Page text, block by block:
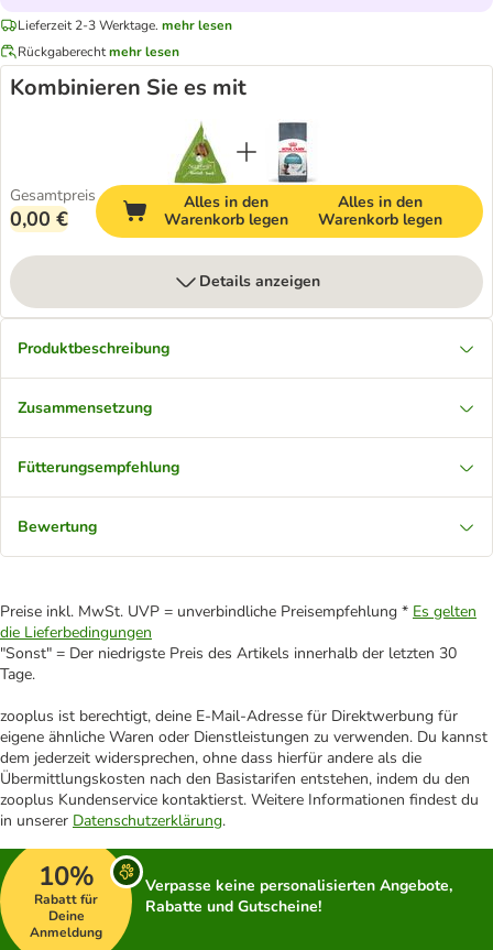
Lieferzeit 2-3 Werktage. mehr lesen
Rückgaberechtmehr lesen
Kombinieren Sie es mit
Gesamtpreis
0,00 €
Alles in den
Warenkorb legen
Alles in den
Warenkorb legen
Details anzeigen
Produktbeschreibung
Zusammensetzung
Fütterungsempfehlung
Bewertung
Preise inkl. MwSt. UVP = unverbindliche Preisempfehlung * Es gelten
die Lieferbedingungen
"Sonst" = Der niedrigste Preis des Artikels innerhalb der letzten 30
Tage.
zooplus ist berechtigt, deine E-Mail-Adresse für Direktwerbung für
eigene ähnliche Waren oder Dienstleistungen zu verwenden. Du kannst
dem jederzeit widersprechen, ohne dass hierfür andere als die
Übermittlungskosten nach den Basistarifen entstehen, indem du den
zooplus Kundenservice kontaktierst. Weitere Informationen findest du
in unserer Datenschutzerklärung.
10%
Rabatt für
Deine
Anmeldung
Verpasse keine personalisierten Angebote,
Rabatte und Gutscheine!